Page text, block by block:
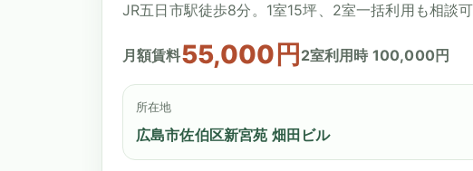
JR五日市駅徒歩8分。1室15坪、2室一括利用も相談
月額賃料55,000円 2室利用時 100,000円
所在地
広島市佐伯区新宮苑 畑田ビル